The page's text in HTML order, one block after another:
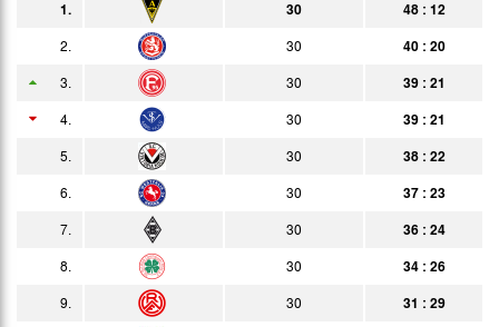
Bericht
19.04.
Bericht
26.04.
Bericht
30.04.
Bericht
10.05.
Bericht
24.05.
Bericht
1. 30
48 : 12
2.
30
40 : 20
3.
30
39 : 21
4.
30
39 : 21
5.
30
38 : 22
6.
30
37 : 23
7.
30
36 : 24
8.
30
34 : 26
9.
30
31 : 29